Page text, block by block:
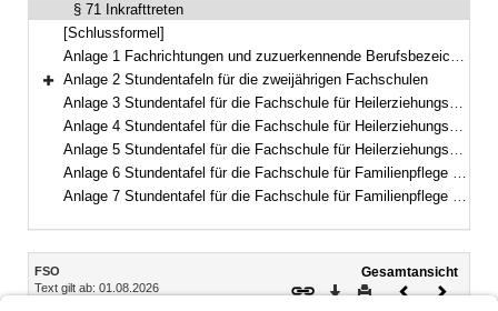
§ 71 Inkrafttreten
[Schlussformel]
Anlage 1 Fachrichtungen und zuzuerkennende Berufsbezeichnungen
Bereich erweitern
Anlage 2 Stundentafeln für die zweijährigen Fachschulen
Anlage 3 Stundentafel für die Fachschule für Heilerziehungspflege (dreijährig)
Anlage 4 Stundentafel für die Fachschule für Heilerziehungspflege (zweijährig)
Anlage 5 Stundentafel für die Fachschule für Heilerziehungspflegehilfe
Anlage 6 Stundentafel für die Fachschule für Familienpflege (Vollzeitform)
Anlage 7 Stundentafel für die Fachschule für Familienpflege (Teilzeitform)
Inhalt
FSO
Text gilt ab: 01.08.2026
Gesamtansicht
Download
DruckenVorheriges